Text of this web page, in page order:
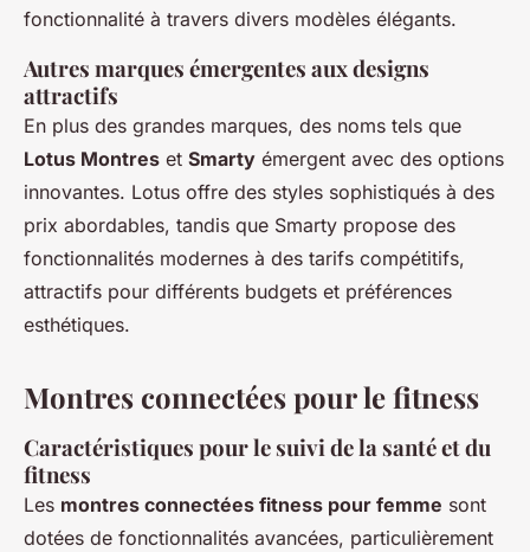
fonctionnalité à travers divers modèles élégants.
Autres marques émergentes aux designs
attractifs
En plus des grandes marques, des noms tels que
Lotus Montres et Smarty émergent avec des options
innovantes. Lotus offre des styles sophistiqués à des
prix abordables, tandis que Smarty propose des
fonctionnalités modernes à des tarifs compétitifs,
attractifs pour différents budgets et préférences
esthétiques.
Montres connectées pour le fitness
Caractéristiques pour le suivi de la santé et du
fitness
Les montres connectées fitness pour femme sont
dotées de fonctionnalités avancées, particulièrement